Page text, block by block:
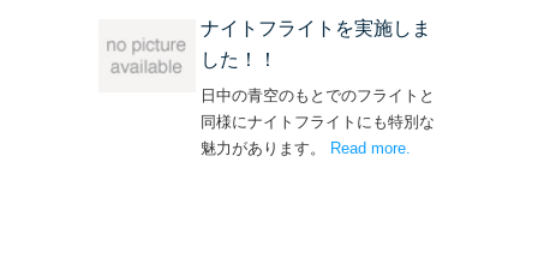
ナイトフライトを実施しま
した！！
日中の青空のもとでのフライトと
同様にナイトフライトにも特別な
魅力があります。
Read more